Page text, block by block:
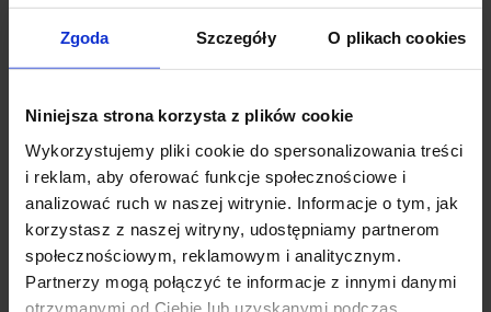
Zgoda Szczegóły O plikach cookies
Niniejsza strona korzysta z plików cookie
Wykorzystujemy pliki cookie do spersonalizowania treści
i reklam, aby oferować funkcje społecznościowe i
analizować ruch w naszej witrynie. Informacje o tym, jak
korzystasz z naszej witryny, udostępniamy partnerom
społecznościowym, reklamowym i analitycznym.
Partnerzy mogą połączyć te informacje z innymi danymi
otrzymanymi od Ciebie lub uzyskanymi podczas
Opis
Parametry:
wysokość (cm): 32